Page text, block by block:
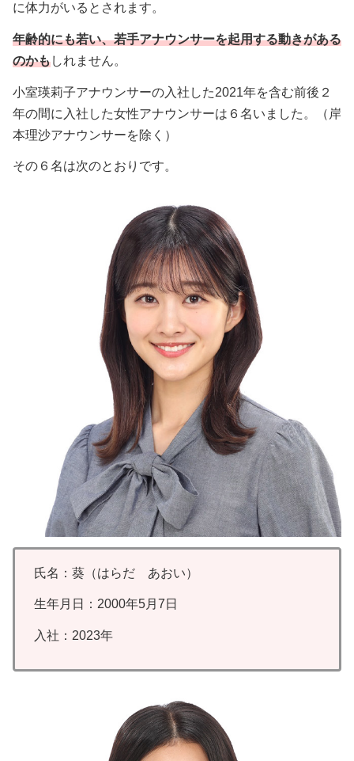
に体力がいるとされます。
年齢的にも若い、若手アナウンサーを起用する動きがある
のかもしれません。
小室瑛莉子アナウンサーの入社した2021年を含む前後２
年の間に入社した女性アナウンサーは６名いました。（岸
本理沙アナウンサーを除く）
その６名は次のとおりです。
氏名：葵（はらだ あおい）
生年月日：2000年5月7日
入社：2023年